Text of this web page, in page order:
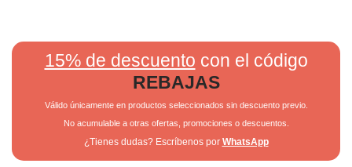
15% de descuento con el código
REBAJAS
Válido únicamente en productos seleccionados sin descuento previo.
No acumulable a otras ofertas, promociones o descuentos.
¿Tienes dudas? Escríbenos por WhatsApp